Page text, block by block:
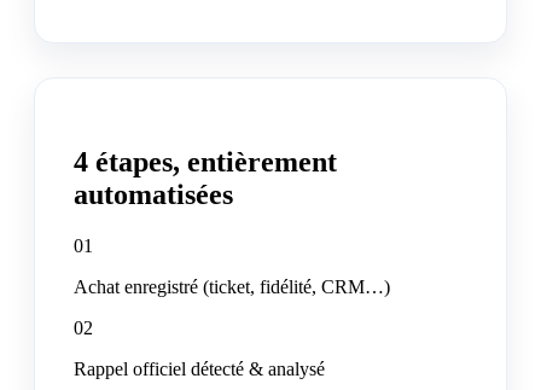
4 étapes, entièrement
automatisées
01
Achat enregistré (ticket, fidélité, CRM…)
02
Rappel officiel détecté & analysé